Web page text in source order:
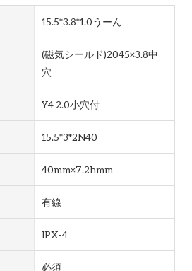
15.5*3.8*1.0うーん
(磁気シールド)2045×3.8中
穴
Y4 2.0小穴付
15.5*3*2N40
40mm×7.2hmm
有線
IPX-4
必須